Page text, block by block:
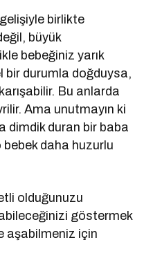
birlikte
büyük
bebeğiniz yarık
bir durumla doğduysa,
Bu anlarda
Ama unutmayın ki
dimdik duran bir baba
daha huzurlu
olduğunuzu
göstermek
aşabilmeniz için